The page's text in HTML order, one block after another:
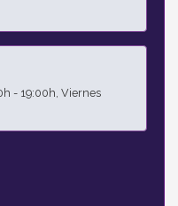
- 19:00h, Viernes